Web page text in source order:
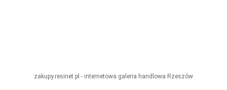
zakupy.resinet.pl - internetowa galeria handlowa Rzeszów